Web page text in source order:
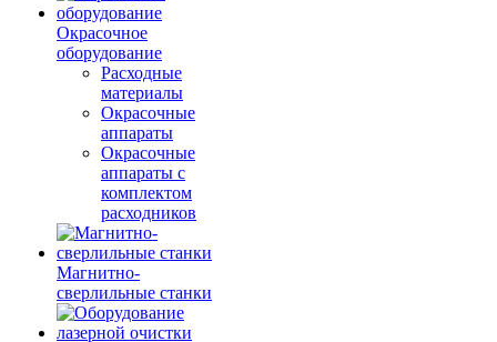
Окрасочное
оборудование
Расходные
материалы
Окрасочные
аппараты
Окрасочные
аппараты с
комплектом
расходников
Магнитно-
сверлильные станки